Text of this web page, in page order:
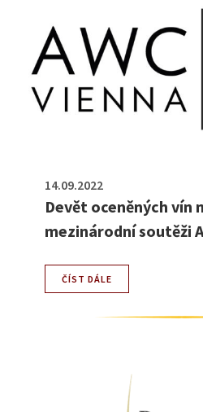
Devět oceněných vín
mezinárodní soutěži
14.09.2022
ČÍST DÁLE